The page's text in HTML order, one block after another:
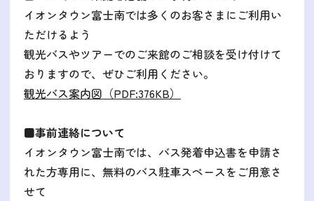
イオンタウン富士南では多くのお客さまにご利用い
ただけるよう
観光バスやツアーでのご来館のご相談を受け付けて
おりますので、ぜひご利用ください。
観光バス案内図（PDF:376KB）
■事前連絡について
イオンタウン富士南では、バス発着申込書を申請さ
れた方専用に、無料のバス駐車スペースをご用意さ
せて